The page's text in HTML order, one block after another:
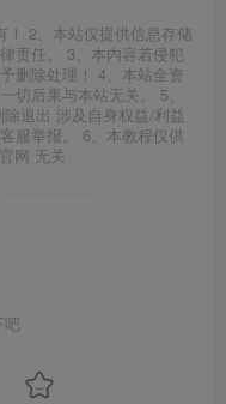
！ 2、本站仅提供信息存储
责任。 3、本内容若侵犯
删除处理！ 4、本站全资
切后果与本站无关。 5、
退出 涉及自身权益/利益
服举报。 6、本教程仅供
网 无关
吧